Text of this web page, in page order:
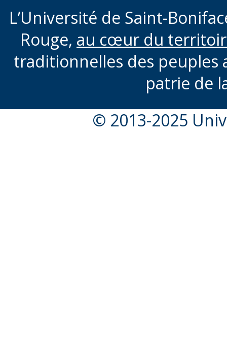
L’Université de Saint-
Rouge, au cœur du
traditionnelles des peuples
patrie de
© 2013-2025